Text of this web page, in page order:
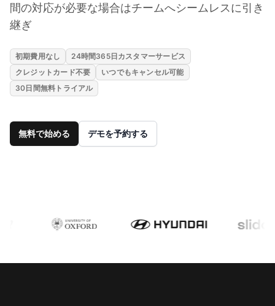
間の対応が必要な場合はチームへシームレスに引き
継ぎ
初期費用なし
24時間365日カスタマーサービス
クレジットカード不要
いつでもキャンセル可能
30日間無料トライアル
無料で始める デモを予約する